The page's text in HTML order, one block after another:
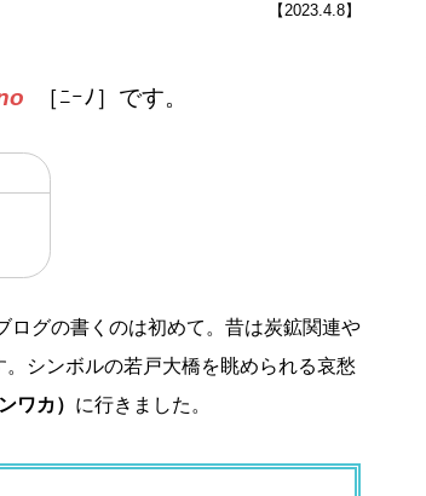
【2023.4.8】
［ﾆｰﾉ］です。
ログの書くのは初めて。昔は炭鉱関連や
シンボルの若戸大橋を眺められる哀愁
ワカ） に行きました。